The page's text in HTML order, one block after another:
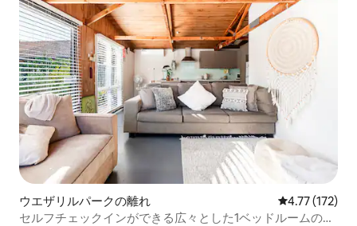
ウエザリルパークの離れ レビュー172
4.77 (172)
セルフチェックインができる広々とした1ベッドルームのゲ